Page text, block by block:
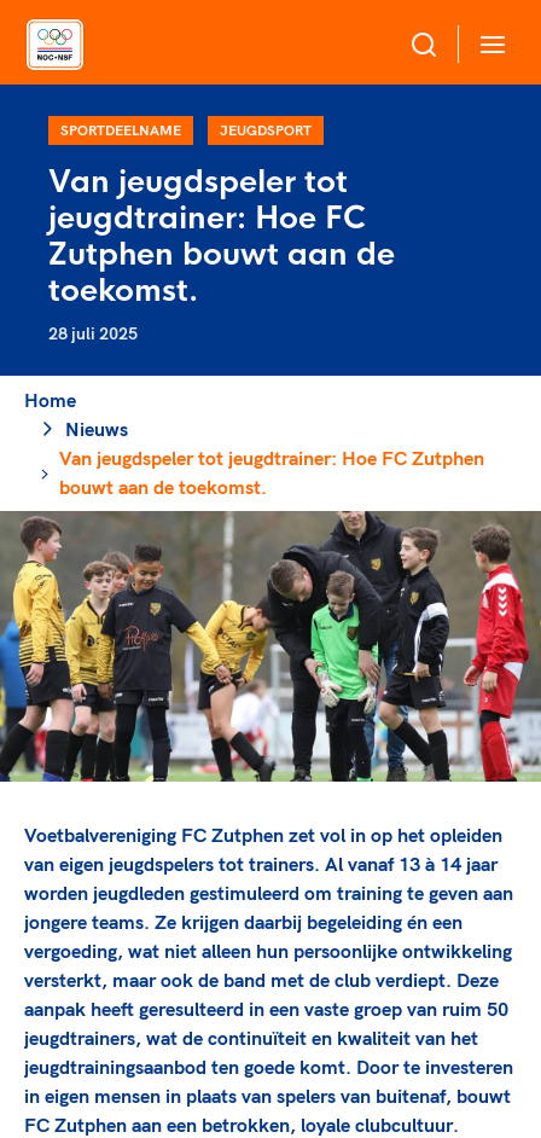
Over NOC*NSF
Sportagenda 2032
Leden
Algemene Vergadering
Merkbescherming NOC*NSF
Onze partners
Geven aan Sport
Sportonderzoek
Sportakkoord II
Game Changer
TeamNL kids
Olympische geschiedenis
Nieuwspagina
Columns
Sport gaat niet vanzelf
Sport verenigt. Op sportclubs, pleintjes, tijdens
een rondje fietsen, door samen te skaten of naar
Sportdeelname
Bonden en professionals in de sport
Beleidsmedewerkers
Clubbestuurders
Coördinatoren en opleiders
Trainer-coaches
Officials
Veilige en integere sport
Diversiteit en inclusie
Gezonde sportomgeving
Duurzaamheid
Bekwaam sportkader
Vitale clubs en bestuurlijk kader
Clubacties
Handboek Wet- en Regelgeving
Opleidingen en trainingen
High5 Stappenplan
Ruimte voor sport
Clubondersteuning
Beroepskrachten
Voor talentvolle sporters
Atletencommissie
Paralympische Talentdag
TeamNL Academie Kalender
Kennisaanbod TeamNL Experts
TeamNL Sport Science Centre
Olympische Spelen LA28
Europese Spelen Istanbul 2027
Topsportbeleid
Topsportfinanciering
Maatschappelijke waarde topsport
Top teamsportcompetities
De TeamNL Academie
Voor bonden
Pers
SPORTDEELNAME JEUGDSPORT
Van jeugdspeler tot
jeugdtrainer: Hoe FC
Zutphen bouwt aan de
toekomst.
28 juli 2025
Home
Nieuws
Van jeugdspeler tot jeugdtrainer: Hoe FC Zutphen
bouwt aan de toekomst.
Voetbalvereniging FC Zutphen zet vol in op het opleiden
van eigen jeugdspelers tot trainers. Al vanaf 13 à 14 jaar
worden jeugdleden gestimuleerd om training te geven aan
jongere teams. Ze krijgen daarbij begeleiding én een
vergoeding, wat niet alleen hun persoonlijke ontwikkeling
versterkt, maar ook de band met de club verdiept. Deze
aanpak heeft geresulteerd in een vaste groep van ruim 50
jeugdtrainers, wat de continuïteit en kwaliteit van het
jeugdtrainingsaanbod ten goede komt. Door te investeren
in eigen mensen in plaats van spelers van buitenaf, bouwt
FC Zutphen aan een betrokken, loyale clubcultuur.